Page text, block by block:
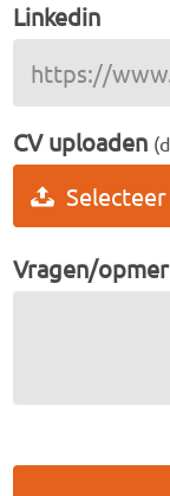
Linkedin
CV uploaden
Vragen/